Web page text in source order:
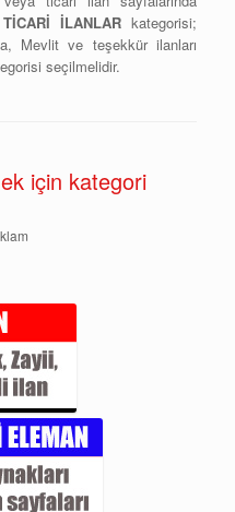
TİCARİ İLANLAR kategorisi;
Mevlit ve teşekkür ilanları
seçilmelidir.
için kategori